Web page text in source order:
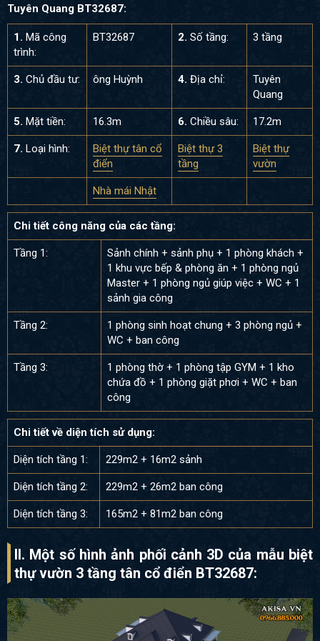
Tuyên Quang BT32687:
1. Mã công
trình:
BT32687 2. Số tầng: 3 tầng
3. Chủ đầu tư: ông Huỳnh 4. Địa chỉ:
Tuyên
Quang
5. Mặt tiền: 16.3m 6. Chiều sâu: 17.2m
7. Loại hình:
Biệt thự tân cổ
điển
Biệt thự 3
tầng
Biệt thự
vườn
Nhà mái Nhật
Chi tiết công năng của các tầng:
Tầng 1:
Sảnh chính + sảnh phụ + 1 phòng khách +
1 khu vực bếp & phòng ăn + 1 phòng ngủ
Master + 1 phòng ngủ giúp việc + WC + 1
sảnh gia công
Tầng 2:
1 phòng sinh hoạt chung + 3 phòng ngủ +
WC + ban công
Tầng 3:
1 phòng thờ + 1 phòng tập GYM + 1 kho
chứa đồ + 1 phòng giặt phơi + WC + ban
công
Chi tiết về diện tích sử dụng:
Diện tích tầng 1: 229m2 + 16m2 sảnh
Diện tích tầng 2: 229m2 + 26m2 ban công
Diện tích tầng 3: 165m2 + 81m2 ban công
II. Một số hình ảnh phối cảnh 3D của mẫu biệt
thự vườn 3 tầng tân cổ điển BT32687: